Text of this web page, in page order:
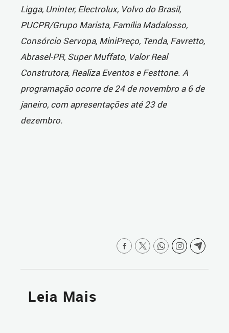
Ligga, Uninter, Electrolux, Volvo do Brasil,
PUCPR/Grupo Marista, Família Madalosso,
Consórcio Servopa, MiniPreço, Tenda, Favretto,
Abrasel-PR, Super Muffato, Valor Real
Construtora, Realiza Eventos e Festtone. A
programação ocorre de 24 de novembro a 6 de
janeiro, com apresentações até 23 de
dezembro.
Leia Mais